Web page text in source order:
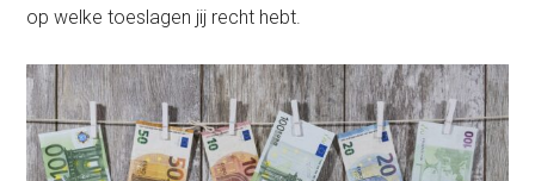
op welke toeslagen jij recht hebt.